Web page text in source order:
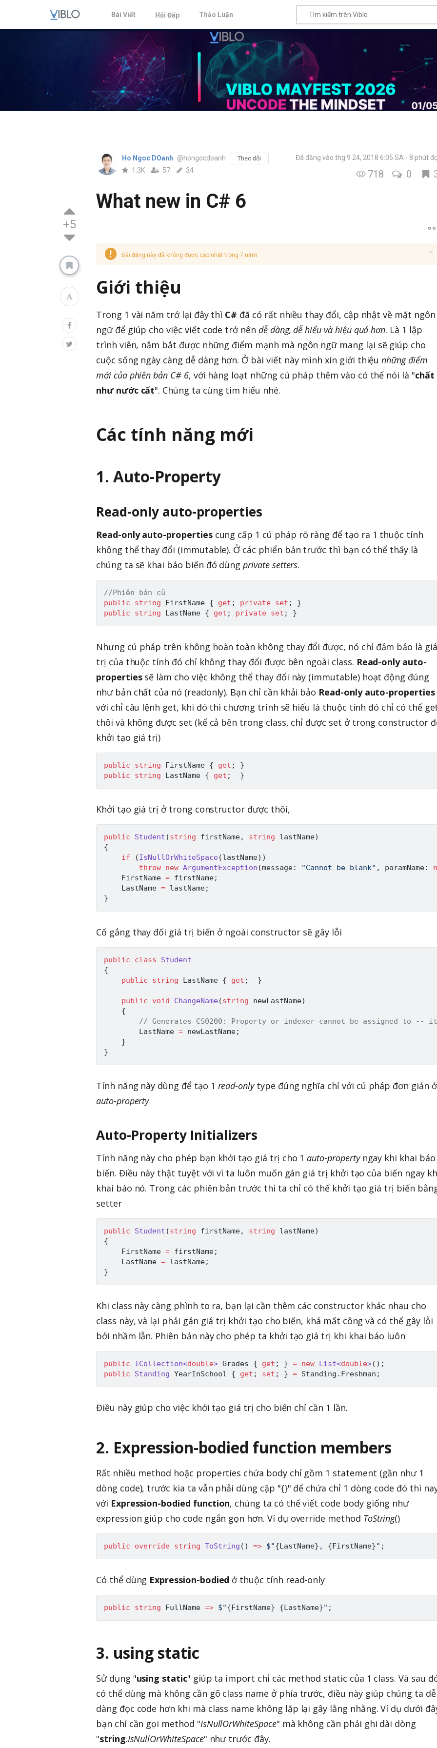
Bài Viết Hỏi Đáp Thảo Luận
+5
Ho Ngoc DOanh @hongocdoanh Theo dõi
1.3K 57 34
Đã đăng vào thg 9 24, 2018 6:05 SA 8 phút
718 0
What new in C# 6
Bài đăng này đã không được cập nhật trong 7 năm
Giới thiệu
Trong 1 vài năm trở lại đây thì C# đã có rất nhiều thay đổi, cập nhật về mặt ngôn
ngữ để giúp cho việc viết code trở nên dễ dàng, dễ hiểu và hiệu quả hơn. Là 1 lập
trình viên, nắm bắt được những điểm mạnh mà ngôn ngữ mang lại sẽ giúp cho
cuộc sống ngày càng dễ dàng hơn. Ở bài viết này mình xin giới thiệunhững điểm
mới của phiên bản C# 6, với hàng loạt những cú pháp thêm vào có thể nói là "chất
như nước cất". Chúng ta cùng tìm hiểu nhé.
Các tính năng mới
1. Auto-Property
Read-only auto-properties
Read-only auto-propertiescung cấp 1 cú pháp rõ ràng để tạo ra 1 thuộc tính
không thể thay đổi (immutable). Ở các phiển bản trước thì bạn có thể thấy là
chúng ta sẽ khai báo biến đó dùngprivate setters.
//Phiên bản cũ
public
string FirstName { get ; private set ;
}
public
string LastName { get ; private set ; }
Nhưng cú pháp trên không hoàn toàn không thay đổi được, nó chỉ đảm bảo là giá
trị của thuộc tính đó chỉ không thay đổi được bên ngoài class. Read-only auto-
propertiessẽ làm cho việc không thể thay đổi này (immutable) hoạt động đúng
như bản chất của nó (readonly). Bạn chỉ cần khải bảo Read-only auto-properties
với chỉ câu lệnh get, khi đó thì chương trình sẽ hiểu là thuộc tính đó chỉ có thể
thôi và không được set (kể cả bên trong class, chỉ được set ở trong constructor
khởi tạo giá trị)
public string FirstName { get ;
}
public
string LastName { get ; }
Khởi tạo giá trị ở trong constructor được thôi,
public Student (string firstName, string lastName)
{
if
(IsNullOrWhiteSpace(lastName) )
throw new ArgumentException (message: "Cannot be blank" , paramName:
    FirstName
= firstName;
    LastName
= lastName;
}
Cố gắng thay đổi giá trị biến ở ngoài constructor sẽ gây lỗi
public class
Student
{
public
string LastName { get ; }
public void ChangeName(string newLastName)
{
// Generates CS0200: Property or indexer cannot be assigned to --
        LastName
= newLastName;
}
}
Tính năng này dùng để tạo 1 read-onlytype đúng nghĩa chỉ với cú pháp đơn giản ở
auto-property
Auto-Property Initializers
Tính năng này cho phép bạn khởi tạo giá trị cho 1 auto-propertyngay khi khai báo
biến. Điều này thật tuyệt với vì ta luôn muốn gán giá trị khởi tạo của biến ngay
khai báo nó. Trong các phiên bản trước thì ta chỉ có thể khởi tạo giá trị biến
setter
public Student (string firstName, string lastName)
{
    FirstName
= firstName;
    LastName
= lastName;
}
Khi class này càng phình to ra, bạn lại cần thêm các constructor khác nhau cho
class này, và lại phải gán giá trị khởi tạo cho biến, khá mất công và có thể gây lỗi
bởi nhầm lẫn. Phiên bản này cho phép ta khởi tạo giá trị khi khai báo luôn
public ICollection<double> Grades { get ; } = new List<double>( ) ;
public
Standing YearInSchool { get ; set ; } = Standing . Freshman ;
Điều này giúp cho việc khởi tạo giá trị cho biến chỉ cần 1 lần.
2. Expression-bodied function members
Rất nhiều method hoặc properties chứa body chỉ gồm 1 statement (gần như 1
dòng code), trước kia ta vẫn phải dùng cặp "{}" để chứa chỉ 1 dòng code đó thì
với Expression-bodied function, chúng ta có thể viết code body giống như
expression giúp cho code ngắn gọn hơn. Ví dụ override method ToString()
public override string ToString ( ) => $"{LastName} , {FirstName}" ;
Có thể dùng Expression-bodied ở thuộc tính read-only
public string FullName => $"{FirstName} {LastName}" ;
3. using static
Sử dụng "using static" giúp ta import chỉ các method static của 1 class. Và sau
có thể dùng mà không cần gõ class name ở phía trước, điều này giúp chúng ta dễ
dàng đọc code hơn khi mà class name không lặp lại gây lằng nhằng. Ví dụ dưới
bạn chỉ cần gọi method "IsNullOrWhiteSpace" mà không cần phải ghi dài dòng
"string.IsNullOrWhiteSpace" như trước đây.